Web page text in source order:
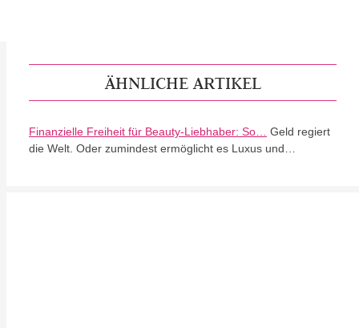
ÄHNLICHE ARTIKEL
Finanzielle Freiheit für Beauty-Liebhaber: So…
Geld regiert
die Welt. Oder zumindest ermöglicht es Luxus und…